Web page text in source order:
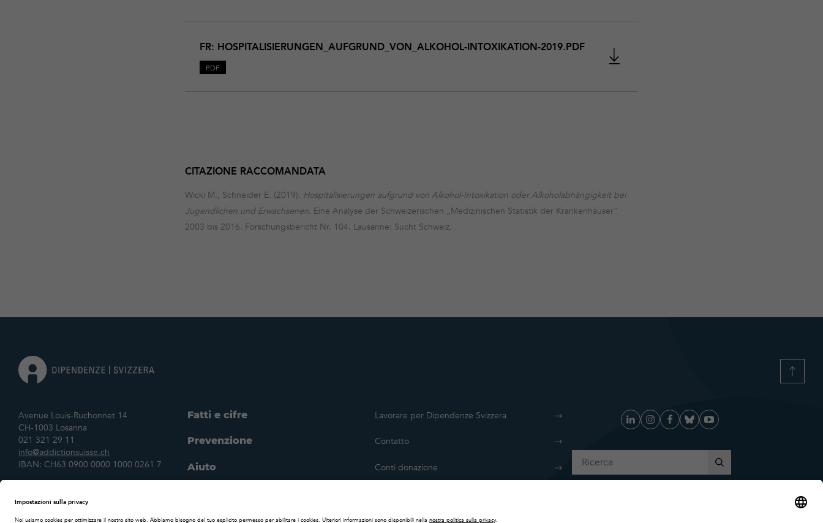
FR: HOSPITALISIERUNGEN_AUFGRUND_VON_ALKOHOL-INTOXIKATION-2019.PDF
PDF
Intoxikation-
2019
CITAZIONE RACCOMANDATA
Wicki M., Schneider E. (2019). Hospitalisierungen aufgrund von Alkohol-Intoxikation oder Alkoholabhängigkeit bei
Jugendlichen und Erwachsenen. Eine Analyse der Schweizerischen „Medizinischen Statistik der Krankenhäuser“
2003 bis 2016. Forschungsbericht Nr. 104. Lausanne: Sucht Schweiz.
Avenue Louis-Ruchonnet 14
CH-1003 Losanna
021 321 29 11
info@addictionsuisse.ch
IBAN: CH63 0900 0000 1000 0261 7
Dichiarazione sulla
Impostazione
Fatti e cifre Lavorare per Dipendenze Svizzera
Prevenzione Contatto
Aiuto Conti donazione
Il nostro impegno Impressum